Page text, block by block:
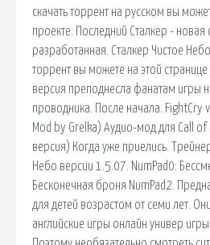
скачать торрент на русском вы
проекте: Последний Сталкер -
разработанная. Сталкер Чистое
торрент вы можете на этой
версия преподнесла фанатам игры
проводника. После начала. FightCry
Mod by Grelka) Аудио-мод для Call
версия) Когда уже приелись. Трейнер
Небо версии 1.5.07. NumPad0:
Бесконечная броня NumPad2.
для детей возрастом от семи лет.
английские игры онлайн универ